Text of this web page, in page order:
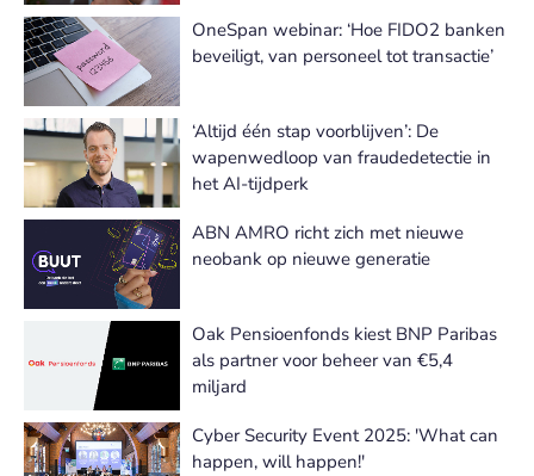
OneSpan webinar: ‘Hoe FIDO2 banken
beveiligt, van personeel tot transactie’
‘Altijd één stap voorblijven’: De
wapenwedloop van fraudedetectie in
het AI-tijdperk
ABN AMRO richt zich met nieuwe
neobank op nieuwe generatie
Oak Pensioenfonds kiest BNP Paribas
als partner voor beheer van €5,4
miljard
Cyber Security Event 2025: 'What can
happen, will happen!'